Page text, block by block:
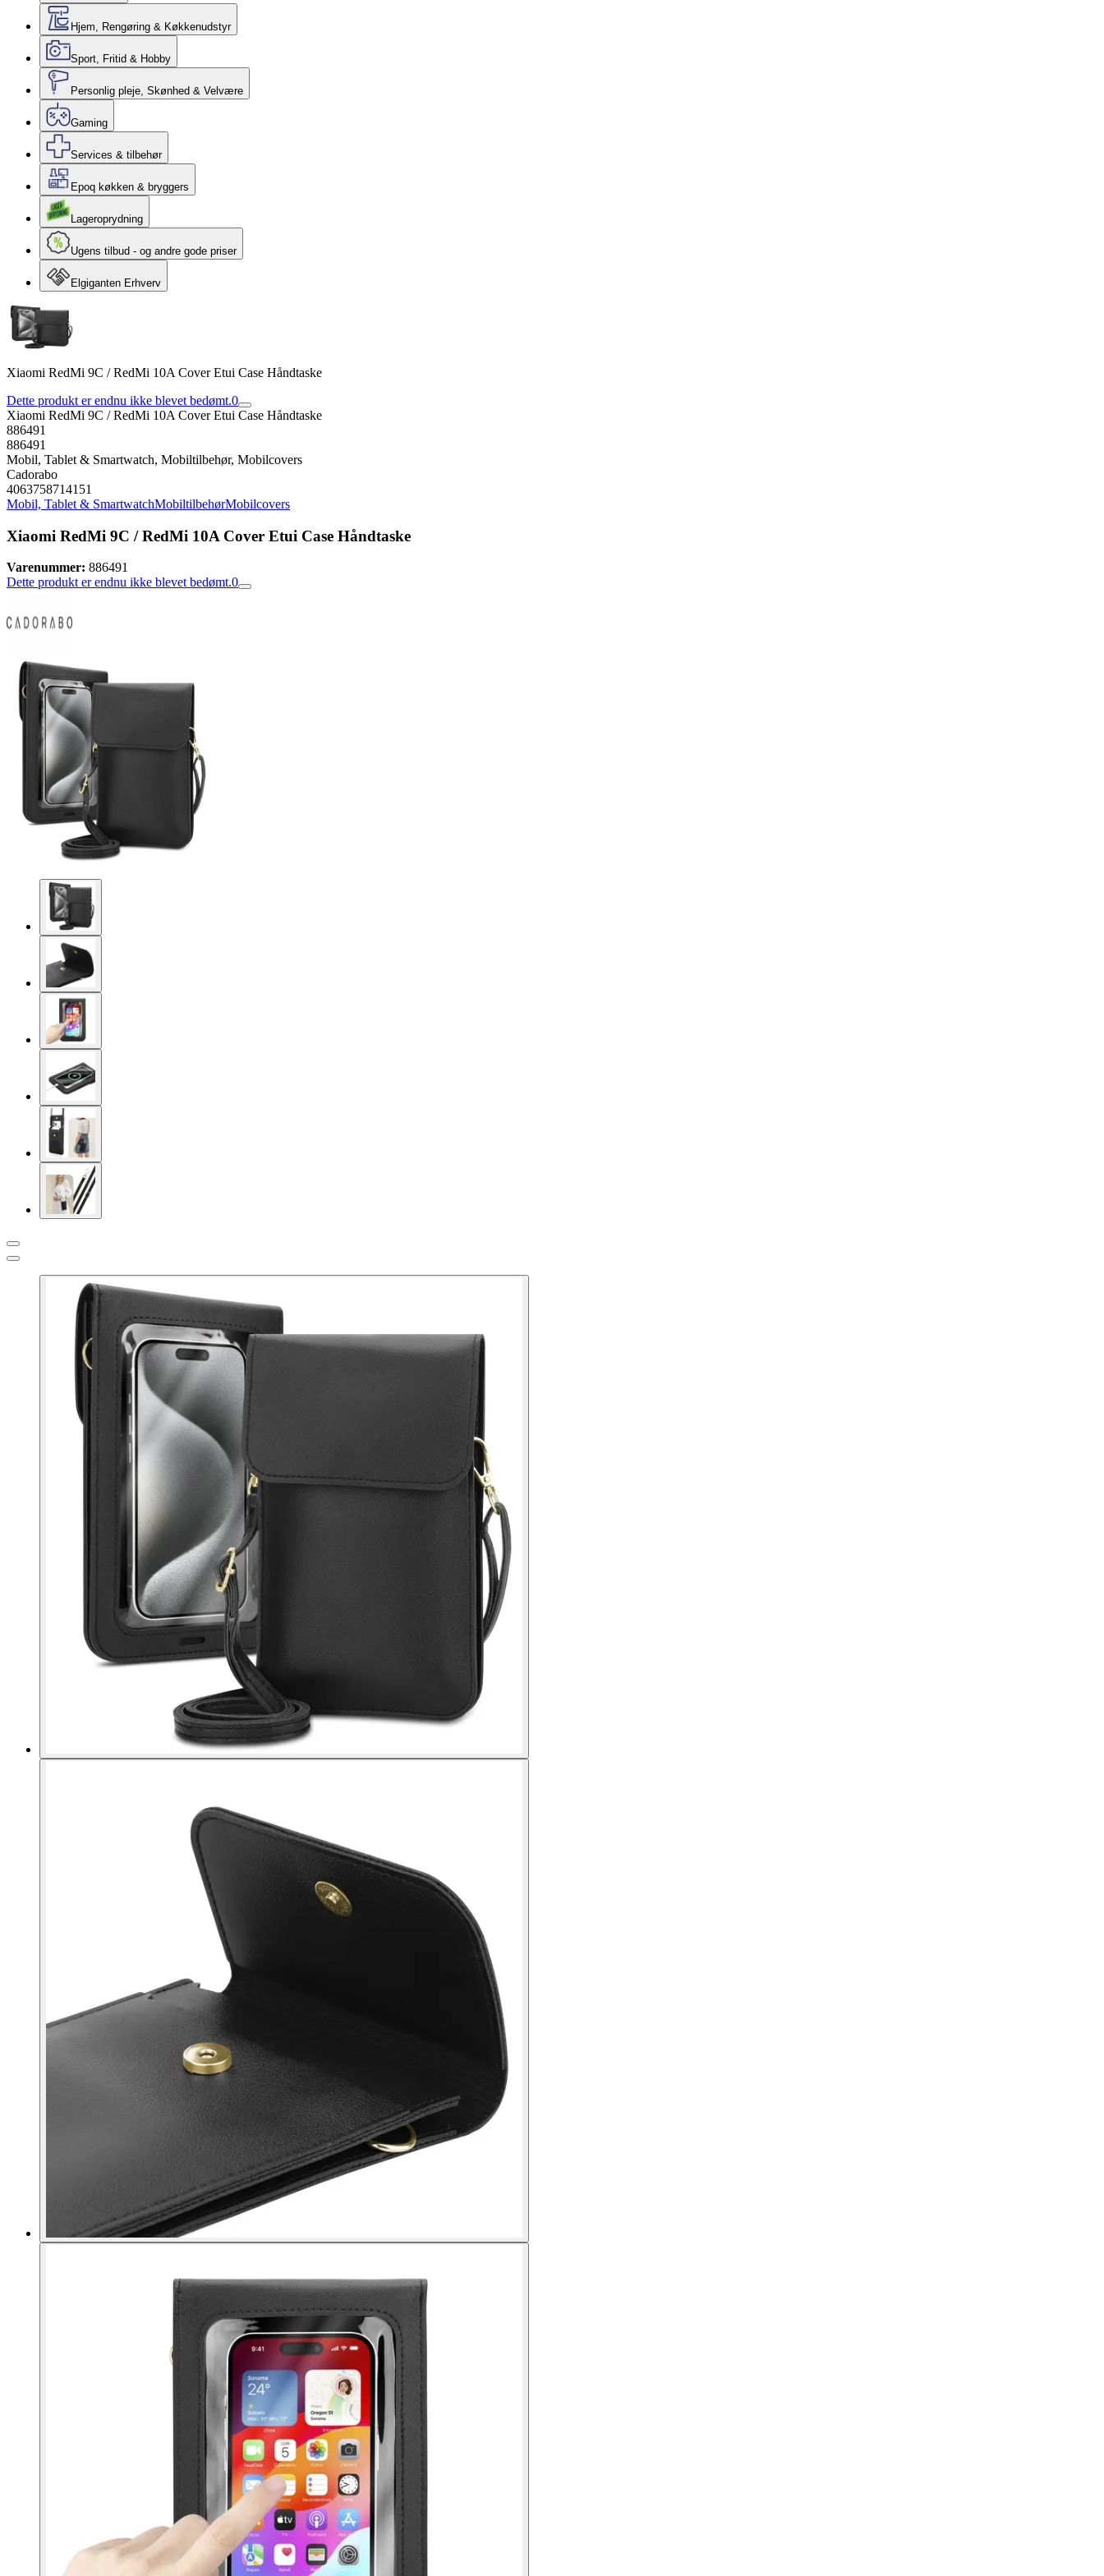
Hjem, Rengøring & Køkkenudstyr
Sport, Fritid & Hobby
Personlig pleje, Skønhed & Velvære
Gaming
Services & tilbehør
Epoq køkken & bryggers
Lageroprydning
Ugens tilbud - og andre gode priser
Elgiganten Erhverv
Xiaomi RedMi 9C / RedMi 10A Cover Etui Case Håndtaske
Dette produkt er endnu ikke blevet bedømt.0
Xiaomi RedMi 9C / RedMi 10A Cover Etui Case Håndtaske
886491
886491
Mobil, Tablet & Smartwatch, Mobiltilbehør, Mobilcovers
Cadorabo
4063758714151
Mobil, Tablet & SmartwatchMobiltilbehørMobilcovers
Xiaomi RedMi 9C / RedMi 10A Cover Etui Case Håndtaske
Varenummer: 886491
Dette produkt er endnu ikke blevet bedømt.0